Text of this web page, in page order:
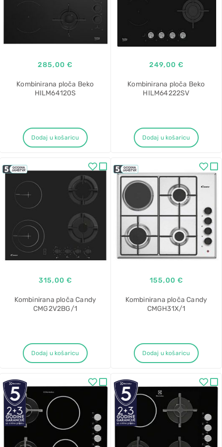
285,00 €
Kombinirana ploča Beko
HILM64120S
Dodaj u košaricu
249,00 €
Kombinirana ploča Beko
HILM64222SV
Dodaj u košaricu
315,00 €
Kombinirana ploča Candy
CMG2V2BG/1
Dodaj u košaricu
155,00 €
Kombinirana ploča Candy
CMGH31X/1
Dodaj u košaricu